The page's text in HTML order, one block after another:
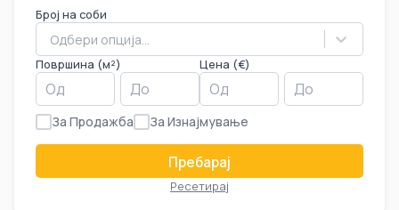
Број на соби
Одбери опција...
Површина (м²) Цена (€)
За Продажба За Изнајмување
Пребарај
Ресетирај